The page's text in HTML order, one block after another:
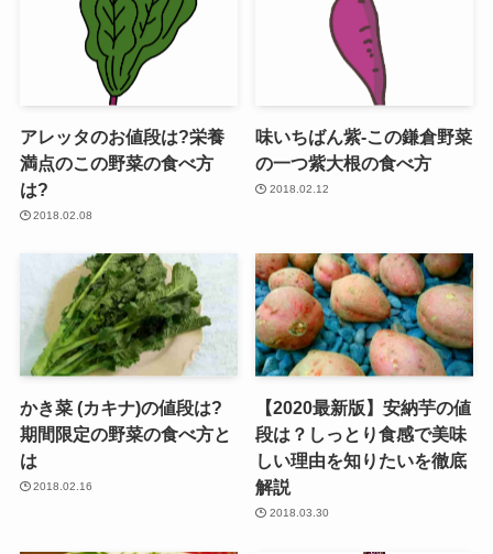
アレッタのお値段は?栄養
満点のこの野菜の食べ方
は?
2018.02.08
味いちばん紫-この鎌倉野菜
の一つ紫大根の食べ方
2018.02.12
かき菜 (カキナ)の値段は?
期間限定の野菜の食べ方と
は
2018.02.16
【2020最新版】安納芋の値
段は？しっとり食感で美味
しい理由を知りたいを徹底
解説
2018.03.30